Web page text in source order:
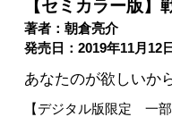
【セミカラー版】
著者：朝倉亮介
発売日：2019年11月12日
あなたのが欲しいか
【デジタル版限定 一